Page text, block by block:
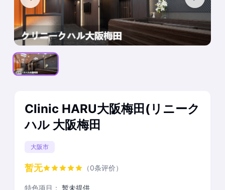
Clinic HARU大阪梅田(リニーク
ハル 大阪梅田
大阪市
暂无 （0条评价）
特色项目： 暂未提供